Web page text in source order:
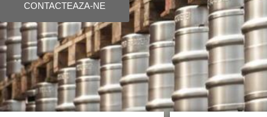
CONTACTEAZA-NE